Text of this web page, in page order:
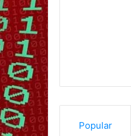
Popular